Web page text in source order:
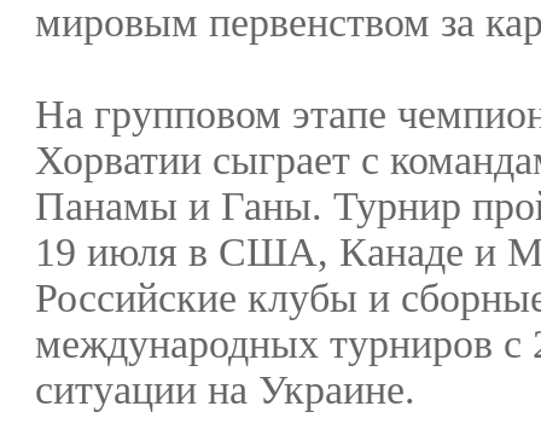
мировым первенством за
На групповом этапе
Хорватии сыграет с
Панамы и Ганы. Турнир
19 июля в США, Канаде и
Российские клубы и
международных турниров с
ситуации на Украине.